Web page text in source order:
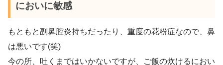
においに敏感
もともと副鼻腔炎持ちだったり、重度の花粉症なので、鼻
は悪いです(笑)
今の所、吐くまではいかないですが、ご飯の炊けるにおい